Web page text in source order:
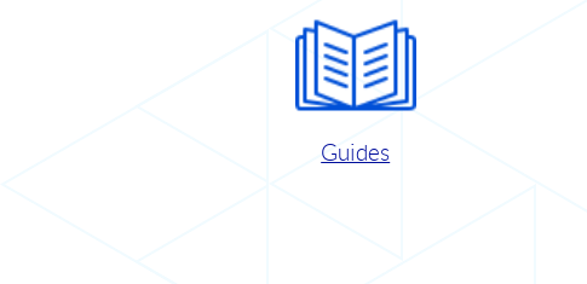
Guides